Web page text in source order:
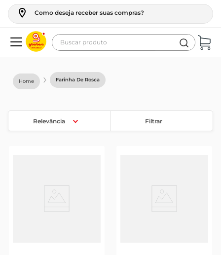
Como deseja receber suas compras?
Buscar produto
Farinha De Rosca
Relevância Filtrar
geladeira
café